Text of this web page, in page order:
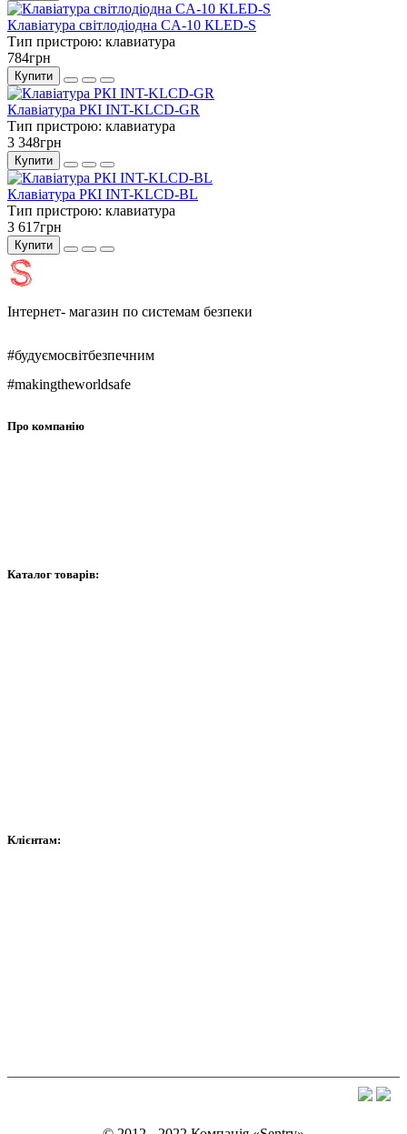
Клавіатура світлодіодна CA-10 КLED-S
Тип пристрою: клавиатура
784грн
Купити
Клавіатура РКІ INT-KLCD-GR
Тип пристрою: клавиатура
3 348грн
Купити
Клавіатура РКІ INT-KLCD-BL
Тип пристрою: клавиатура
3 617грн
Купити
Інтернет- магазин по системам безпеки
#будуємосвітбезпечним
#makingtheworldsafe
Про компанію
Каталог товарів:
Клієнтам: